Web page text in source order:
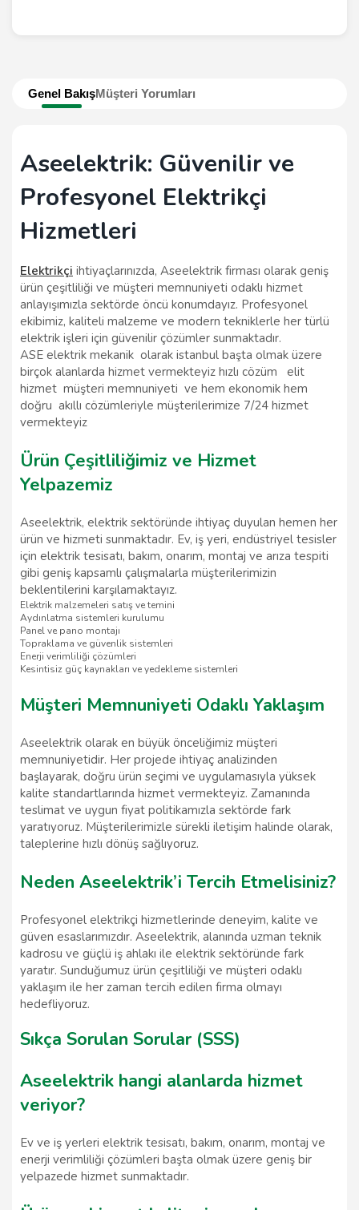
Genel BakışMüşteri Yorumları
Aseelektrik: Güvenilir ve
Profesyonel Elektrikçi
Hizmetleri
Elektrikçi ihtiyaçlarınızda, Aseelektrik firması olarak geniş
ürün çeşitliliği ve müşteri memnuniyeti odaklı hizmet
anlayışımızla sektörde öncü konumdayız. Profesyonel
ekibimiz, kaliteli malzeme ve modern tekniklerle her türlü
elektrik işleri için güvenilir çözümler sunmaktadır.
ASE elektrik mekanik olarak istanbul başta olmak üzere
birçok alanlarda hizmet vermekteyiz hızlı cözüm elit
hizmet müşteri memnuniyeti ve hem ekonomik hem
doğru akıllı cözümleriyle müşterilerimize 7/24 hizmet
vermekteyiz
Ürün Çeşitliliğimiz ve Hizmet
Yelpazemiz
Aseelektrik, elektrik sektöründe ihtiyaç duyulan hemen her
ürün ve hizmeti sunmaktadır. Ev, iş yeri, endüstriyel tesisler
için elektrik tesisatı, bakım, onarım, montaj ve arıza tespiti
gibi geniş kapsamlı çalışmalarla müşterilerimizin
beklentilerini karşılamaktayız.
Elektrik malzemeleri satış ve temini
Aydınlatma sistemleri kurulumu
Panel ve pano montajı
Topraklama ve güvenlik sistemleri
Enerji verimliliği çözümleri
Kesintisiz güç kaynakları ve yedekleme sistemleri
Müşteri Memnuniyeti Odaklı Yaklaşım
Aseelektrik olarak en büyük önceliğimiz müşteri
memnuniyetidir. Her projede ihtiyaç analizinden
başlayarak, doğru ürün seçimi ve uygulamasıyla yüksek
kalite standartlarında hizmet vermekteyiz. Zamanında
teslimat ve uygun fiyat politikamızla sektörde fark
yaratıyoruz. Müşterilerimizle sürekli iletişim halinde olarak,
taleplerine hızlı dönüş sağlıyoruz.
Neden Aseelektrik’i Tercih Etmelisiniz?
Profesyonel elektrikçi hizmetlerinde deneyim, kalite ve
güven esaslarımızdır. Aseelektrik, alanında uzman teknik
kadrosu ve güçlü iş ahlakı ile elektrik sektöründe fark
yaratır. Sunduğumuz ürün çeşitliliği ve müşteri odaklı
yaklaşım ile her zaman tercih edilen firma olmayı
hedefliyoruz.
Sıkça Sorulan Sorular (SSS)
Aseelektrik hangi alanlarda hizmet
veriyor?
Ev ve iş yerleri elektrik tesisatı, bakım, onarım, montaj ve
enerji verimliliği çözümleri başta olmak üzere geniş bir
yelpazede hizmet sunmaktadır.